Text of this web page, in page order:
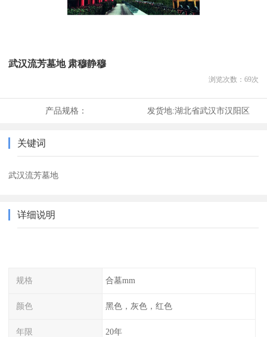
武汉流芳墓地 肃穆静穆
浏览次数： 69次
产品规格： 发货地:湖北省武汉市汉阳区
关键词
武汉流芳墓地
详细说明
规格 合墓mm
颜色 黑色，灰色，红色
年限 20年